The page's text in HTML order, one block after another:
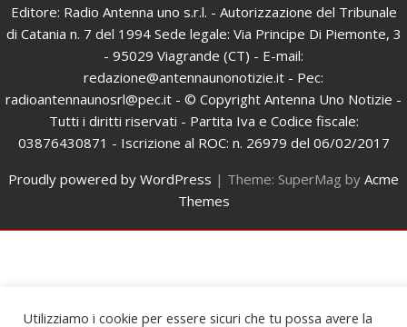
Editore: Radio Antenna uno s.r.l. - Autorizzazione del Tribunale
di Catania n. 7 del 1994 Sede legale: Via Principe Di Piemonte, 3
- 95029 Viagrande (CT) - E-mail:
redazione@antennaunonotizie.it - Pec:
radioantennaunosrl@pec.it - © Copyright Antenna Uno Notizie -
Tutti i diritti riservati - Partita Iva e Codice fiscale:
03876430871 - Iscrizione al ROC: n. 26979 del 06/02/2017
Proudly powered by WordPress | Theme: SuperMag by Acme
Themes
Utilizziamo i cookie per essere sicuri che tu possa avere la